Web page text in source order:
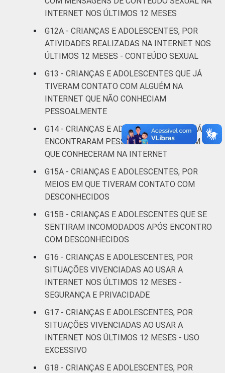
Não tem
renda
38
Não sabe 49
Não
CLASSE
SOCIAL
AB 49
C
DE 46
COM ACESSO
À INTERNET
Não 48
Fonte: CGI.br/NIC.br, Centro Regional de
Estudos para o Desenvolvimento da
Sociedade da Informação (Cetic.br),
Pesquisa sobre o uso da Internet por
Online Brasil 2019. ¹Dados coletados por
meio de questionários de
autopreenchimento.
INTERNET NOS ÚLTIMOS 12 MESES
G12A - CRIANÇAS E ADOLESCENTES, POR
ATIVIDADES REALIZADAS NA INTERNET NOS
ÚLTIMOS 12 MESES - CONTEÚDO SEXUAL
G13 - CRIANÇAS E ADOLESCENTES QUE JÁ
TIVERAM CONTATO COM ALGUÉM NA
INTERNET QUE NÃO CONHECIAM
PESSOALMENTE
G14 - CRIANÇAS E ADOLESCENTES QUE JÁ
ENCONTRARAM PESSOALMENTE ALGUÉM
QUE CONHECERAM NA INTERNET
G15A - CRIANÇAS E ADOLESCENTES, POR
MEIOS EM QUE TIVERAM CONTATO COM
DESCONHECIDOS
G15B - CRIANÇAS E ADOLESCENTES QUE SE
SENTIRAM INCOMODADOS APÓS ENCONTRO
COM DESCONHECIDOS
G16 - CRIANÇAS E ADOLESCENTES, POR
SITUAÇÕES VIVENCIADAS AO USAR A
INTERNET NOS ÚLTIMOS 12 MESES -
SEGURANÇA E PRIVACIDADE
G17 - CRIANÇAS E ADOLESCENTES, POR
SITUAÇÕES VIVENCIADAS AO USAR A
INTERNET NOS ÚLTIMOS 12 MESES - USO
EXCESSIVO
G18 - CRIANÇAS E ADOLESCENTES, POR